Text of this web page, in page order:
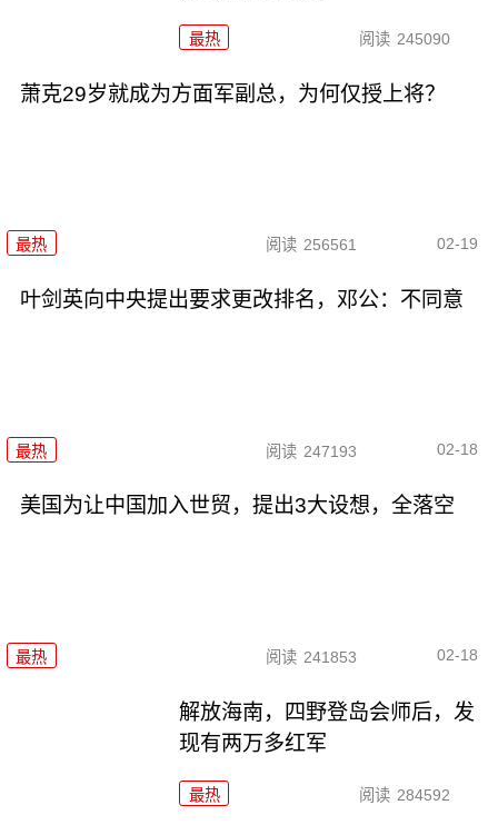
最热 阅读 245090
萧克29岁就成为方面军副总，为何仅授上将？
最热 阅读 256561 02-19
叶剑英向中央提出要求更改排名，邓公：不同意
最热 阅读 247193 02-18
美国为让中国加入世贸，提出3大设想，全落空
最热 阅读 241853 02-18
解放海南，四野登岛会师后，发
现有两万多红军
最热 阅读 284592